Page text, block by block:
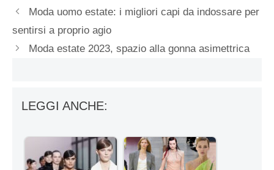
Moda uomo estate: i migliori capi da indossare per
sentirsi a proprio agio
Moda estate 2023, spazio alla gonna asimettrica
LEGGI ANCHE: